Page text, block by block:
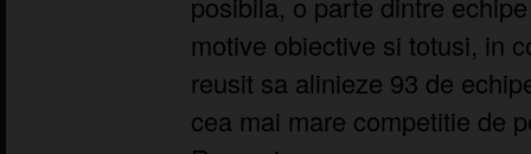
motive obiective si totusi, in
reusit sa alinieze 93 de
cea mai mare competitie de